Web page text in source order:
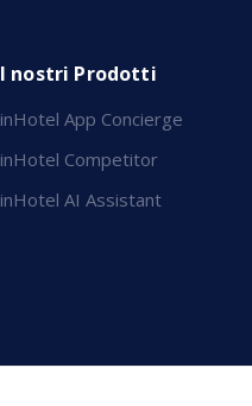
I nostri Prodotti
inHotel App Concierge
inHotel Competitor
inHotel AI Assistant